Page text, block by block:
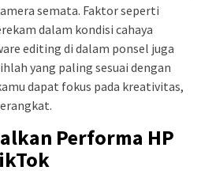
semata. Faktor seperti
dalam kondisi cahaya
editing di dalam ponsel juga
yang paling sesuai dengan
dapat fokus pada kreativitas,
Performa HP